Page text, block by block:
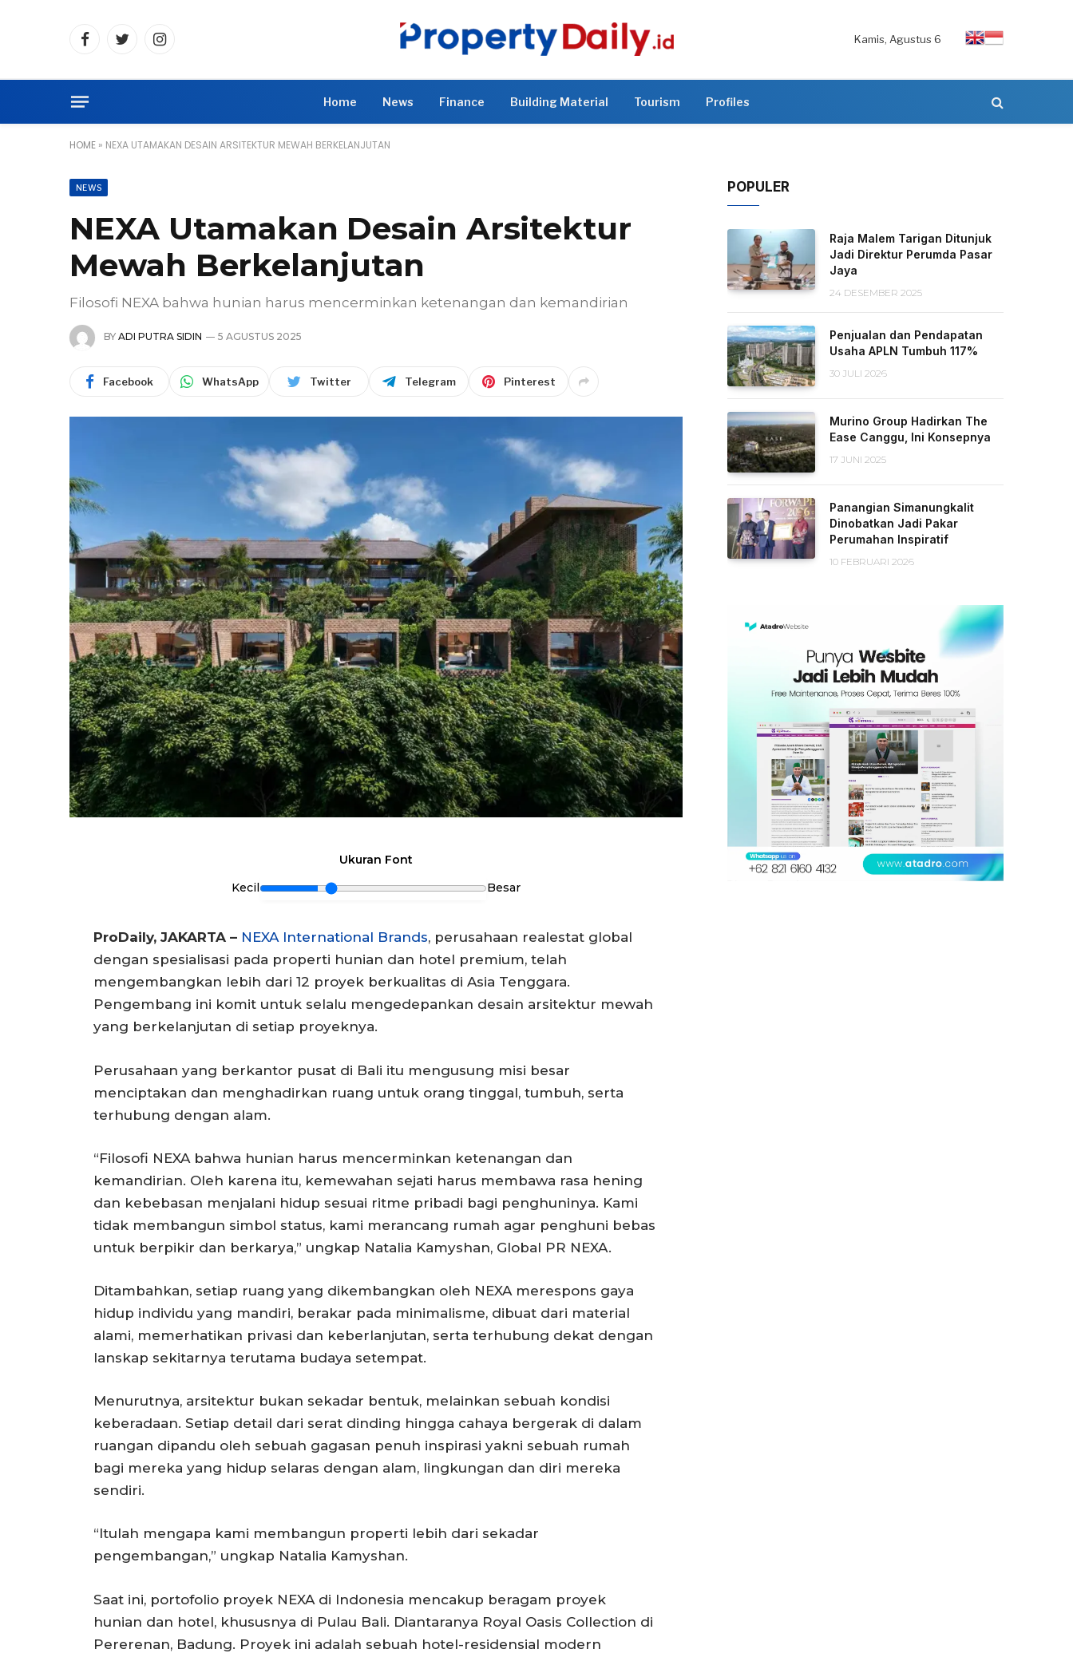
FacebookTwitterInstagram
Kamis, Agustus 6
Home News Finance Building Material Tourism Profiles
HOME » NEXA UTAMAKAN DESAIN ARSITEKTUR MEWAH BERKELANJUTAN
NEWS
NEXA Utamakan Desain Arsitektur
Mewah Berkelanjutan
Filosofi NEXA bahwa hunian harus mencerminkan ketenangan dan kemandirian
BY ADI PUTRA SIDIN 5 AGUSTUS 2025
Facebook WhatsApp Twitter Telegram Pinterest
Ukuran Font
Kecil
Besar
ProDaily, JAKARTA – NEXA International Brands, perusahaan realestat global
dengan spesialisasi pada properti hunian dan hotel premium, telah
mengembangkan lebih dari 12 proyek berkualitas di Asia Tenggara.
Pengembang ini komit untuk selalu mengedepankan desain arsitektur mewah
yang berkelanjutan di setiap proyeknya.
Perusahaan yang berkantor pusat di Bali itu mengusung misi besar
menciptakan dan menghadirkan ruang untuk orang tinggal, tumbuh, serta
terhubung dengan alam.
“Filosofi NEXA bahwa hunian harus mencerminkan ketenangan dan
kemandirian. Oleh karena itu, kemewahan sejati harus membawa rasa hening
dan kebebasan menjalani hidup sesuai ritme pribadi bagi penghuninya. Kami
tidak membangun simbol status, kami merancang rumah agar penghuni bebas
untuk berpikir dan berkarya,” ungkap Natalia Kamyshan, Global PR NEXA.
Ditambahkan, setiap ruang yang dikembangkan oleh NEXA merespons gaya
hidup individu yang mandiri, berakar pada minimalisme, dibuat dari material
alami, memerhatikan privasi dan keberlanjutan, serta terhubung dekat dengan
lanskap sekitarnya terutama budaya setempat.
Menurutnya, arsitektur bukan sekadar bentuk, melainkan sebuah kondisi
keberadaan. Setiap detail dari serat dinding hingga cahaya bergerak di dalam
ruangan dipandu oleh sebuah gagasan penuh inspirasi yakni sebuah rumah
bagi mereka yang hidup selaras dengan alam, lingkungan dan diri mereka
sendiri.
“Itulah mengapa kami membangun properti lebih dari sekadar
pengembangan,” ungkap Natalia Kamyshan.
Saat ini, portofolio proyek NEXA di Indonesia mencakup beragam proyek
hunian dan hotel, khususnya di Pulau Bali. Diantaranya Royal Oasis Collection di
Pererenan, Badung. Proyek ini adalah sebuah hotel-residensial modern
POPULER
Raja Malem Tarigan Ditunjuk
Jadi Direktur Perumda Pasar
Jaya
24 DESEMBER 2025
Penjualan dan Pendapatan
Usaha APLN Tumbuh 117%
30 JULI 2026
Murino Group Hadirkan The
Ease Canggu, Ini Konsepnya
17 JUNI 2025
Panangian Simanungkalit
Dinobatkan Jadi Pakar
Perumahan Inspiratif
10 FEBRUARI 2026